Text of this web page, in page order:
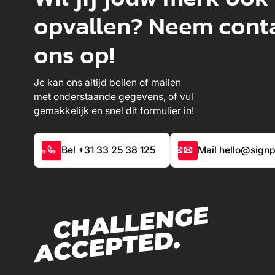
opvallen? Neem
ons op!
Je kan ons altijd bellen of mailen
met onderstaande gegevens, of vul
gemakkelijk en snel dit formulier in!
Bel +31 33 25 38 125 Mail